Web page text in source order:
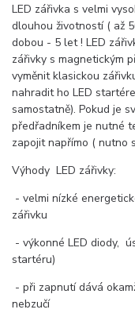
LED zářivka s velmi
dlouhou životností ( až
dobou - 5 let ! LED
zářivky s magnetickým
vyměnit klasickou
nahradit ho LED
samostatně). Pokud je
předřadníkem je nutné
zapojit napřímo ( nutno
Výhody LED zářivky:
- velmi nízké
zářivku
- výkonné LED diody,
startéru)
- při zapnutí dává
nebzučí